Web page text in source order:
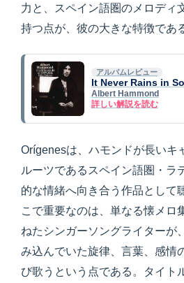
力と、スペイン語圏のメロディ
持つ点が、彼の大きな特徴であ
アルバムレビュー
It Never Rains in
Albert Hammond
詳しい解説を読む
Orígenesは、ハモンドが長いキ
ルーツであるスペイン語圏・ラ
的な情緒へ向き合う作品として
こで重要なのは、単なる懐メロ
ねたシンガーソングライターが
み込んでいた旋律、言葉、感情
び歌うという点である。タイト